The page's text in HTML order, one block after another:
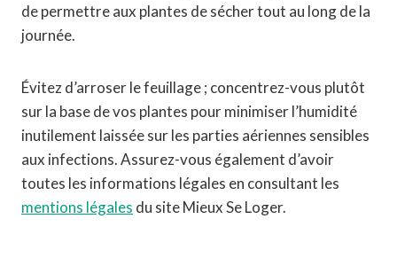
de permettre aux plantes de sécher tout au long de la
journée.
Évitez d’arroser le feuillage ; concentrez-vous plutôt
sur la base de vos plantes pour minimiser l’humidité
inutilement laissée sur les parties aériennes sensibles
aux infections. Assurez-vous également d’avoir
toutes les informations légales en consultant les
mentions légales du site Mieux Se Loger.